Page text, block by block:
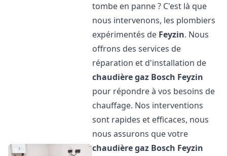
tombe en panne ? C'est là que
nous intervenons, les plombiers
expérimentés de Feyzin. Nous
offrons des services de
réparation et d'installation de
chaudière gaz Bosch Feyzin
pour répondre à vos besoins de
chauffage. Nos interventions
sont rapides et efficaces, nous
nous assurons que votre
chaudière gaz Bosch Feyzin